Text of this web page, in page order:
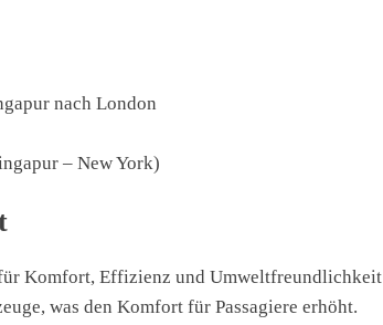
nach London
– New York)
Komfort, Effizienz und Umweltfreundlichkeit
was den Komfort für Passagiere erhöht.